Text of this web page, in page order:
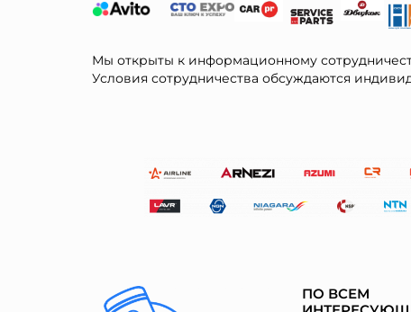
Мы открыты к информационному
Условия сотрудничества обсуждаются
ПО ВСЕМ